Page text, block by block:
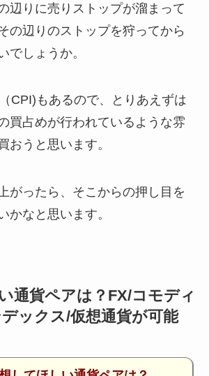
辺りに売りストップが溜まって
の辺りのストップを狩ってから
でしょうか。
CPI)もあるので、とりあえずは
買占めが行われているような雰
おうと思います。
がったら、そこからの押し目を
かなと思います。
通貨ペアは？FX/コモディ
ックス/仮想通貨が可能